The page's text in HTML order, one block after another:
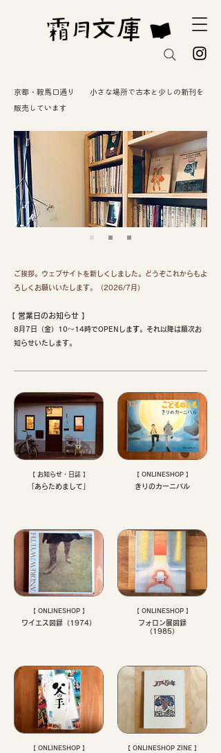
京都・鞍馬口通り 小さな場所で古本と少しの新刊を
販売しています
ご挨拶。ウェブサイトを新しくしました。どうぞこれからもよ
ろしくお願いいたします。（2026/7月）
【 ​営業日のお知らせ 】
8月7日（金）10〜14時でOPENします。それ以降は順次お
知らせいたします。
【 お知らせ・日誌 】
「あらためまして」
【 ONLINESHOP 】
きりのカーニバル
【 ONLINESHOP 】
ワイエス図録（1974）
【 ONLINESHOP 】
フォロン展図録
（1985）
【 ONLINESHOP 】 【 ONLINESHOP ZINE 】